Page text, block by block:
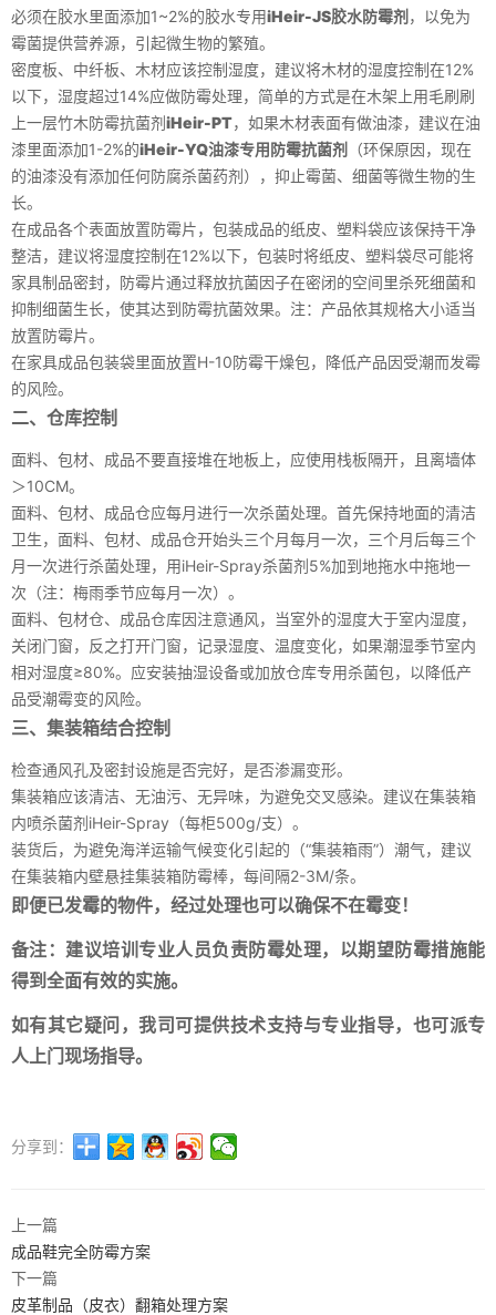
必须在胶水里面添加1~2%的胶水专用iHeir-JS胶水防霉剂 ，以免为
霉菌提供营养源，引起微生物的繁殖。
密度板、中纤板、木材应该控制湿度，建议将木材的湿度控制在12%
以下，湿度超过14%应做防霉处理，简单的方式是在木架上用毛刷刷
上一层竹木防霉抗菌剂iHeir-PT，如果木材表面有做油漆，建议在油
漆里面添加1-2%的iHeir-YQ油漆专用防霉抗菌剂
（环保原因，现在
的油漆没有添加任何防腐杀菌药剂），抑止霉菌、细菌等微生物的生
长。
在成品各个表面放置防霉片，包装成品的纸皮、塑料袋应该保持干净
整洁，建议将湿度控制在12%以下，包装时将纸皮、塑料袋尽可能将
家具制品密封，防霉片通过释放抗菌因子在密闭的空间里杀死细菌和
抑制细菌生长，使其达到防霉抗菌效果。注：产品依其规格大小适当
放置防霉片。
在家具成品包装袋里面放置H-10防霉干燥包，降低产品因受潮而发霉
的风险。
二、仓库控制
面料、包材、成品不要直接堆在地板上，应使用栈板隔开，且离墙体
＞10CM。
面料、包材、成品仓应每月进行一次杀菌处理。首先保持地面的清洁
卫生，面料、包材、成品仓开始头三个月每月一次，三个月后每三个
月一次进行杀菌处理，用iHeir-Spray杀菌剂5%加到地拖水中拖地一
次（注：梅雨季节应每月一次）。
面料、包材仓、成品仓库因注意通风，当室外的湿度大于室内湿度，
关闭门窗，反之打开门窗，记录湿度、温度变化，如果潮湿季节室内
相对湿度≥80%。应安装抽湿设备或加放仓库专用杀菌包，以降低产
品受潮霉变的风险。
三、集装箱结合控制
检查通风孔及密封设施是否完好，是否渗漏变形。
集装箱应该清洁、无油污、无异味，为避免交叉感染。建议在集装箱
内喷杀菌剂iHeir-Spray（每柜500g/支）。
装货后，为避免海洋运输气候变化引起的（“集装箱雨”）潮气，建议
在集装箱内壁悬挂集装箱防霉棒，每间隔2-3M/条。
即便已发霉的物件，经过处理也可以确保不在霉变！
备注： 建议培训专业人员负责防霉处理，以期望防霉措施能
得到全面有效的实施。
如有其它疑问，我司可提供技术支持与专业指导，也可派专
人上门现场指导。
分享到：
上一篇
成品鞋完全防霉方案
下一篇
皮革制品（皮衣）翻箱处理方案